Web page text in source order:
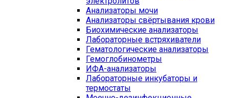
Анализаторы мочи
Анализаторы свёртывания крови
Биохимические анализаторы
Лабораторные встряхиватели
Гематологические анализаторы
Гемоглобинометры
ИФА-анализаторы
Лабораторные инкубаторы и
термостаты